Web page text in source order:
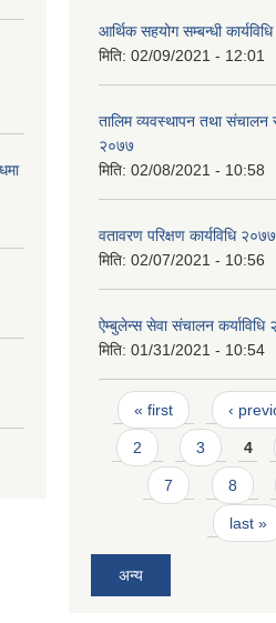
आर्थिक सहयोग सम्बन्धी
मिति: 02/09/2021 - 12:01
तालिम व्यवस्थापन तथा संचालन
२०७७
मिति: 02/08/2021 - 10:58
वतावरण परिक्षण कार्यविधि २०७७
मिति: 02/07/2021 - 10:56
ऐम्बुलेन्स सेवा संचालन कर्याविधि
मिति: 01/31/2021 - 10:54
Pages
« first ‹
2 3 4
7 8
last »
अन्य